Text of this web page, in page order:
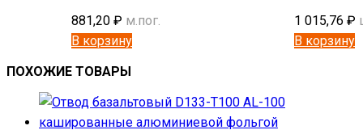
881,20 ₽ м.пог.
В корзину
1 015,76 ₽
В корзину
ПОХОЖИЕ ТОВАРЫ